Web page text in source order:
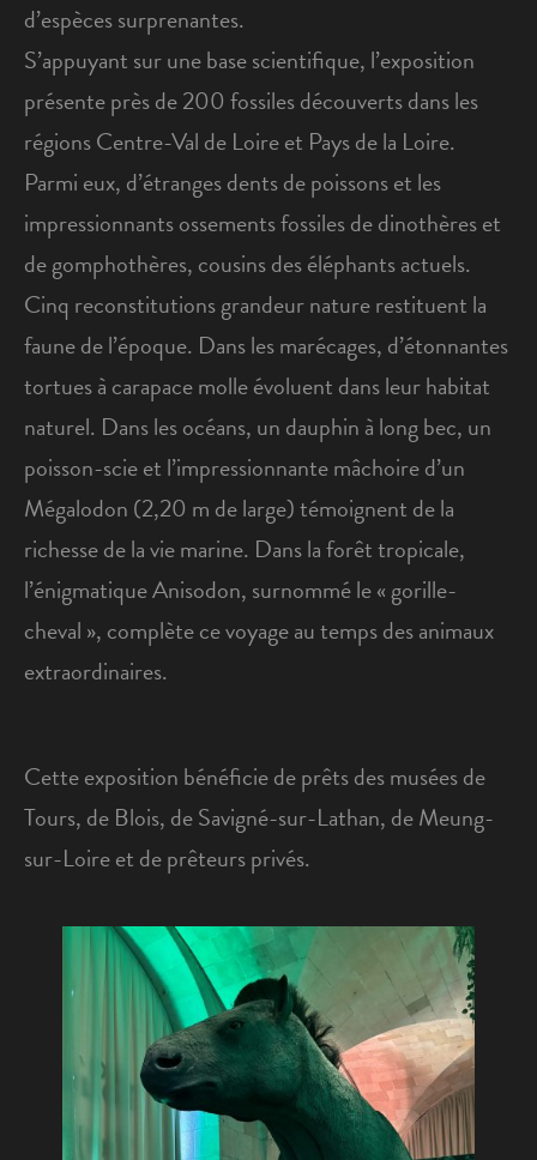
d’espèces surprenantes.
S’appuyant sur une base scientifique, l’exposition
présente près de 200 fossiles découverts dans les
régions Centre-Val de Loire et Pays de la Loire.
Parmi eux, d’étranges dents de poissons et les
impressionnants ossements fossiles de dinothères et
de gomphothères, cousins des éléphants actuels.
Cinq reconstitutions grandeur nature restituent la
faune de l’époque. Dans les marécages, d’étonnantes
tortues à carapace molle évoluent dans leur habitat
naturel. Dans les océans, un dauphin à long bec, un
poisson-scie et l’impressionnante mâchoire d’un
Mégalodon (2,20 m de large) témoignent de la
richesse de la vie marine. Dans la forêt tropicale,
l’énigmatique Anisodon, surnommé le « gorille-
cheval », complète ce voyage au temps des animaux
extraordinaires.
Cette exposition bénéficie de prêts des musées de
Tours, de Blois, de Savigné-sur-Lathan, de Meung-
sur-Loire et de prêteurs privés.